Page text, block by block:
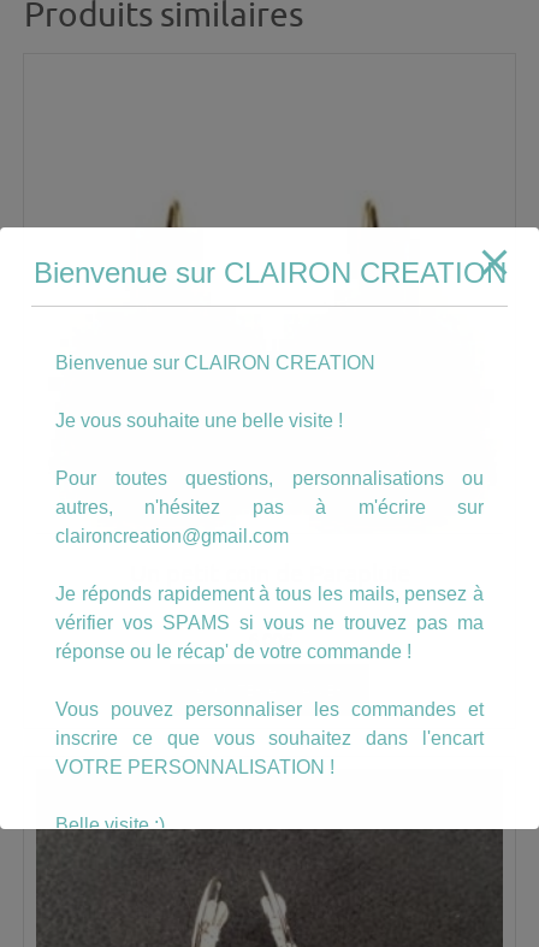
Produits similaires
€
Bienvenue sur CLAIRON CREATION
Bienvenue sur CLAIRON CREATION
Je vous souhaite une belle visite !
Pour toutes questions, personnalisations ou
autres, n'hésitez pas à m'écrire sur
claironcreation@gmail.com
Je réponds rapidement à tous les mails, pensez à
vérifier vos SPAMS si vous ne trouvez pas ma
réponse ou le récap' de votre commande !
Vous pouvez personnaliser les commandes et
inscrire ce que vous souhaitez dans l'encart
VOTRE PERSONNALISATION !
Belle visite :)